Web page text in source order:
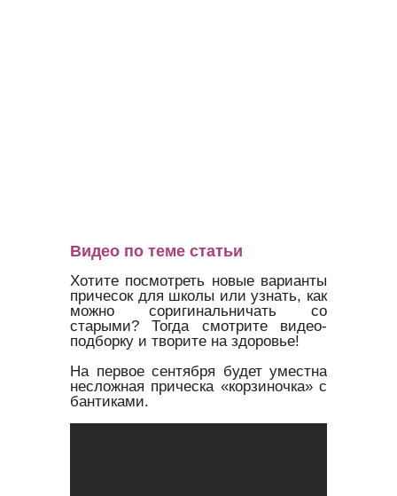
Видео по теме статьи
Хотите посмотреть новые варианты
причесок для школы или узнать, как
можно соригинальничать со
старыми? Тогда смотрите видео-
подборку и творите на здоровье!
На первое сентября будет уместна
несложная прическа «корзиночка» с
бантиками.